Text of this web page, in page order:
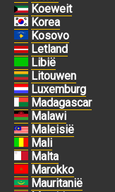
Koeweit
Korea
Kosovo
Letland
Libië
Litouwen
Luxemburg
Madagascar
Malawi
Maleisië
Mali
Malta
Marokko
Mauritanië